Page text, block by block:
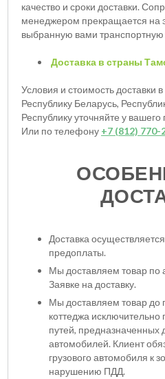
качество и сроки доставки.
менеджером прекращается на
выбранную вами
Доставка в страны
Условия и стоимость доставки
Республику Беларусь,
Республику уточняйте у
Или по телефону +7 (812) 770-
Доставка
предоплаты.
Мы доставляем товар по
Заявке на доставку.
Мы доставляем товар до
коттеджа
путей, предназначенных
автомобилей. Клиент
грузового автомобиля к
нарушению ПДД.